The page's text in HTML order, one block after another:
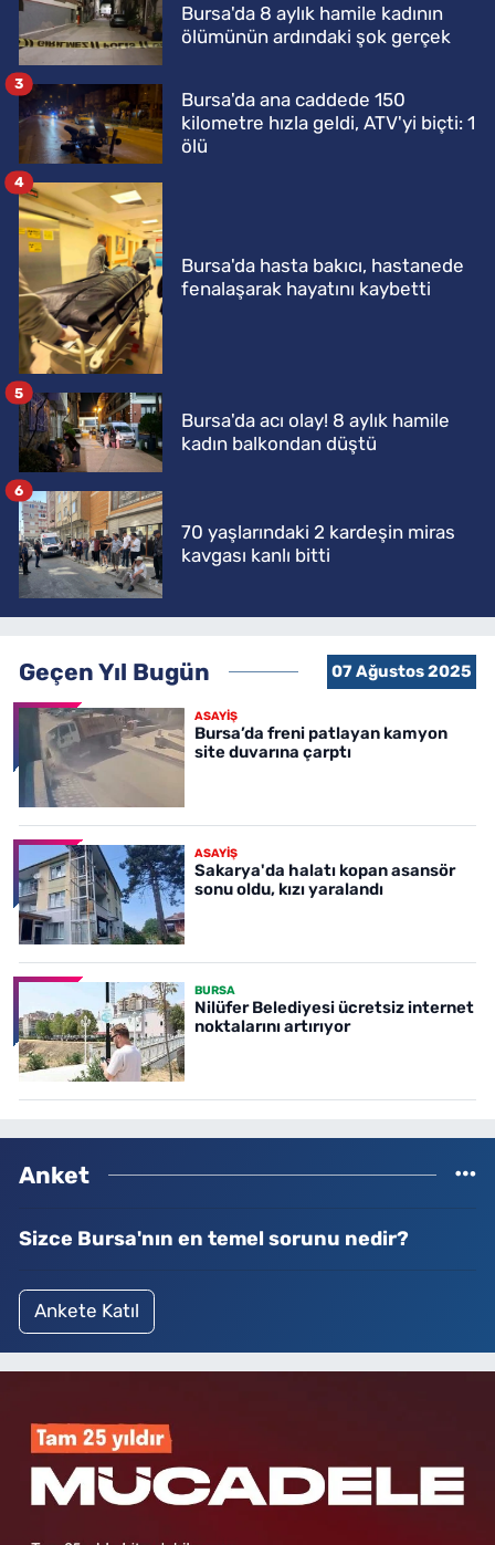
Bursa'da 8 aylık hamile kadının
ölümünün ardındaki şok gerçek
Bursa'da ana caddede 150
kilometre hızla geldi, ATV'yi biçti: 1
ölü
3
Bursa'da hasta bakıcı, hastanede
fenalaşarak hayatını kaybetti
4
Bursa'da acı olay! 8 aylık hamile
kadın balkondan düştü
5
70 yaşlarındaki 2 kardeşin miras
kavgası kanlı bitti
6
Geçen Yıl Bugün 07 Ağustos 2025
ASAYİŞ
Bursa’da freni patlayan kamyon
site duvarına çarptı
ASAYİŞ
Sakarya'da halatı kopan asansör
sonu oldu, kızı yaralandı
BURSA
Nilüfer Belediyesi ücretsiz internet
noktalarını artırıyor
Anket
Sizce Bursa'nın en temel sorunu nedir?
Ankete Katıl